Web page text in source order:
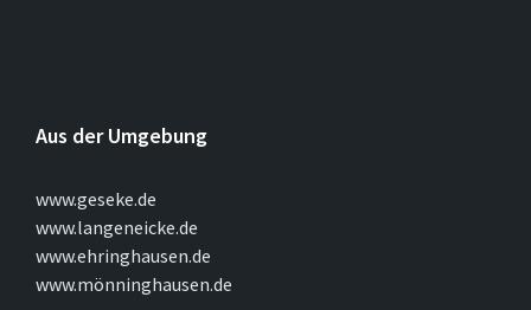
Aus der Umgebung
www.geseke.de
www.langeneicke.de
www.ehringhausen.de
www.mönninghausen.de